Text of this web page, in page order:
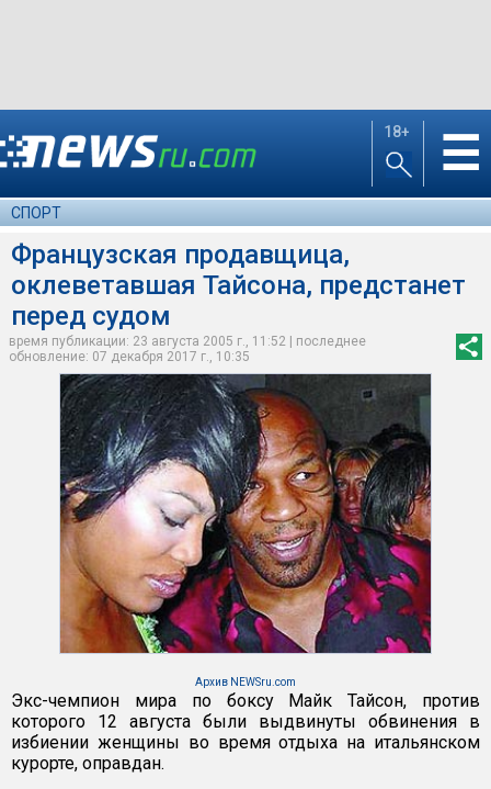
18+ ☰
СПОРТ
Французская продавщица,
оклеветавшая Тайсона, предстанет
перед судом
время публикации: 23 августа 2005 г., 11:52 | последнее
обновление: 07 декабря 2017 г., 10:35
Архив NEWSru.com
Экс-чемпион мира по боксу Майк Тайсон, против
которого 12 августа были выдвинуты обвинения в
избиении женщины во время отдыха на итальянском
курорте, оправдан.